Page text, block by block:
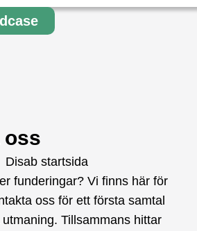
oss
funderingar? Vi finns här för
oss för ett första samtal
Tillsammans hittar